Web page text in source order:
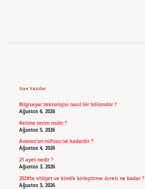
Son Yazılar
Bilgisayar teknolojisi nasıl bir bölümdür ?
Ağustos 6, 2026
Kelime terim midir ?
Ağustos 5, 2026
Avanos’un nüfusu ne kadardır ?
Ağustos 4, 2026
21 ayet nedir ?
Ağustos 3, 2026
2024’te ehliyet ve kimlik birleştirme ücreti ne kadar ?
Ağustos 3, 2026